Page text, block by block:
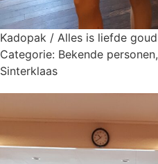
Kadopak / Alles is liefde goud
Categorie: Bekende personen,
Sinterklaas